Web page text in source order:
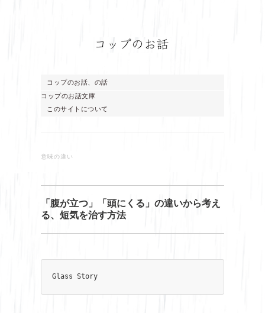
コップのお話、の話
コップのお話文庫
このサイトについて
意味の違い
「腹が立つ」「頭にくる」の違いから考え
る、短気を治す方法
Glass Story